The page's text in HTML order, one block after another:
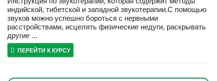
индийской, тибетской и западной звукотерапии.С помощью
звуков можно успешно бороться с нервными
расстройствами, исцелять физические недуги, раскрывать
другие ...
ПЕРЕЙТИ К КУРСУ